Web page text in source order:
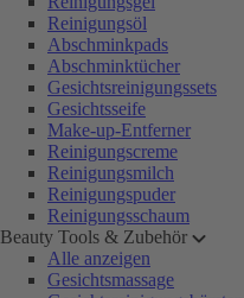
Reinigungsöl
Abschminkpads
Abschminktücher
Gesichtsreinigungssets
Gesichtsseife
Make-up-Entferner
Reinigungscreme
Reinigungsmilch
Reinigungspuder
Reinigungsschaum
Beauty Tools & Zubehör
Alle anzeigen
Gesichtsmassage